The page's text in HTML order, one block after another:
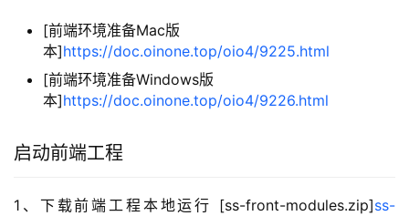
[前端环境准备Mac版
本]https://doc.oinone.top/oio4/9225.html
[前端环境准备Windows版
本]https://doc.oinone.top/oio4/9226.html
启动前端工程
1、下载前端工程本地运行 [ss-front-modules.zip]ss-